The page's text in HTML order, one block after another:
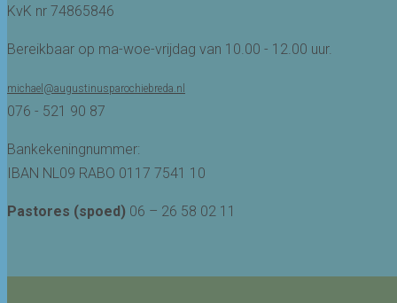
KvK nr 74865846
Bereikbaar op ma-woe-vrijdag van 10.00 - 12.00 uur.
michael@augustinusparochiebreda.nl
076 - 521 90 87
Bankekeningnummer:
IBAN NL09 RABO 0117 7541 10
Pastores (spoed) 06 – 26 58 02 11